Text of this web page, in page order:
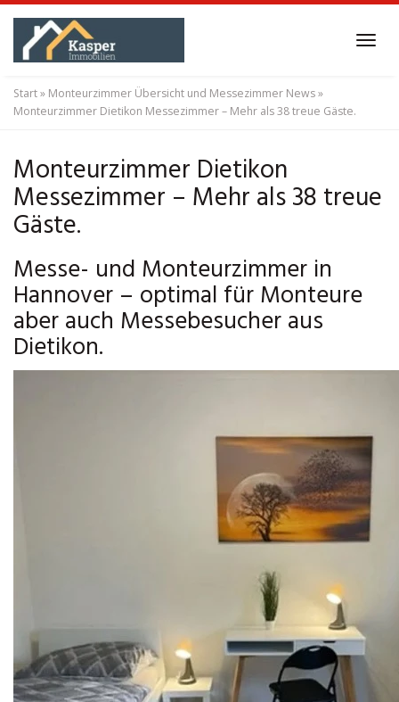
Skip
main
content
Start» Monteurzimmer Übersicht und Messezimmer News»
Monteurzimmer Dietikon Messezimmer – Mehr als 38 treue Gäste.
Monteurzimmer Dietikon
Messezimmer – Mehr als 38 treue
Gäste.
Messe- und Monteurzimmer in
Hannover – optimal für Monteure
aber auch Messebesucher aus
Dietikon.